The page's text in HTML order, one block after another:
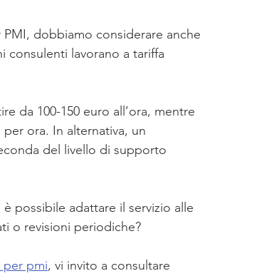
dobbiamo considerare anche
consulenti lavorano a tariffa
da 100-150 euro all’ora, mentre
ora. In alternativa, un
del livello di supporto
possibile adattare il servizio alle
o revisioni periodiche?
per pmi, vi invito a consultare